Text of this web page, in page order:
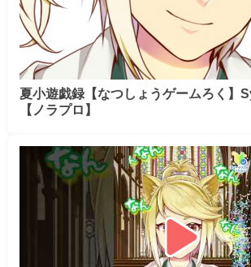
夏小遊戯録【なつしょうゲームろく】
【ノラプロ】